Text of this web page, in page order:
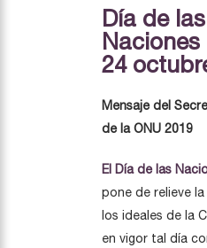
Día de las
24
Mensaje del
de la ONU 2019
El Día de las
pone de relieve
los ideales de la
en vigor tal día